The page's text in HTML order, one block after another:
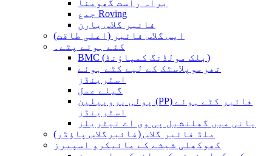
براہ راست گھومنا
جمع Roving
فائبر گلاس یارن
ایس گلاس فائبر (اعلی طاقت)
کٹے ہوئے پٹے۔
BMC (بلک مولڈنگ کمپاؤنڈ)
تھرموپلاسٹک کے لیے کٹے ہوئے
اسٹرینڈز
گیلے عمل
پولی پروپیلین (PP) فائبر کٹے ہوئے
اسٹرینڈز
پانی میں گھلنشیل پی وی اے نیٹریلز
ملڈ فائبر گلاس (فائبرگلاس پاؤڈر)
کھوکھلی شیشے کے مائیکرو اسپیرز